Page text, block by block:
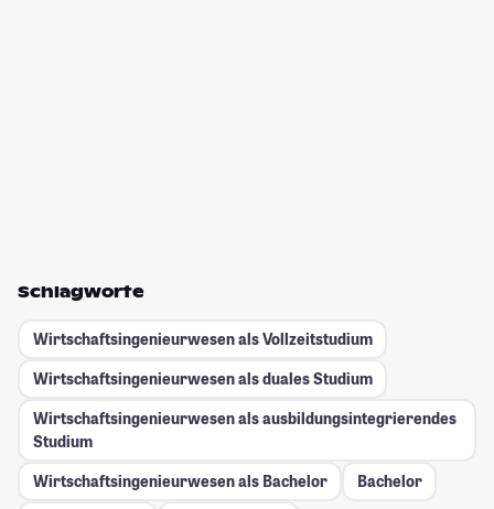
Schlagworte
Wirtschaftsingenieurwesen als Vollzeitstudium
Wirtschaftsingenieurwesen als duales Studium
Wirtschaftsingenieurwesen als ausbildungsintegrierendes
Studium
Wirtschaftsingenieurwesen als Bachelor
Bachelor